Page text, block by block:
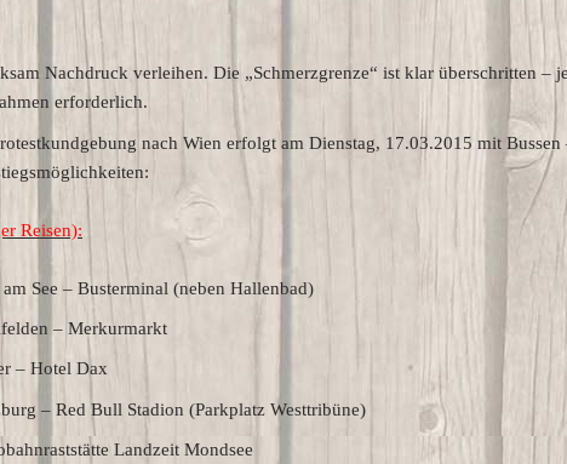
Nachdruck verleihen. Die „Schmerzgrenze“ ist klar überschritten –
erforderlich.
nach Wien erfolgt am Dienstag, 17.03.2015 mit Bussen
Reisen):
See – Busterminal (neben Hallenbad)
– Merkurmarkt
– Hotel Dax
– Red Bull Stadion (Parkplatz Westtribüne)
Landzeit Mondsee